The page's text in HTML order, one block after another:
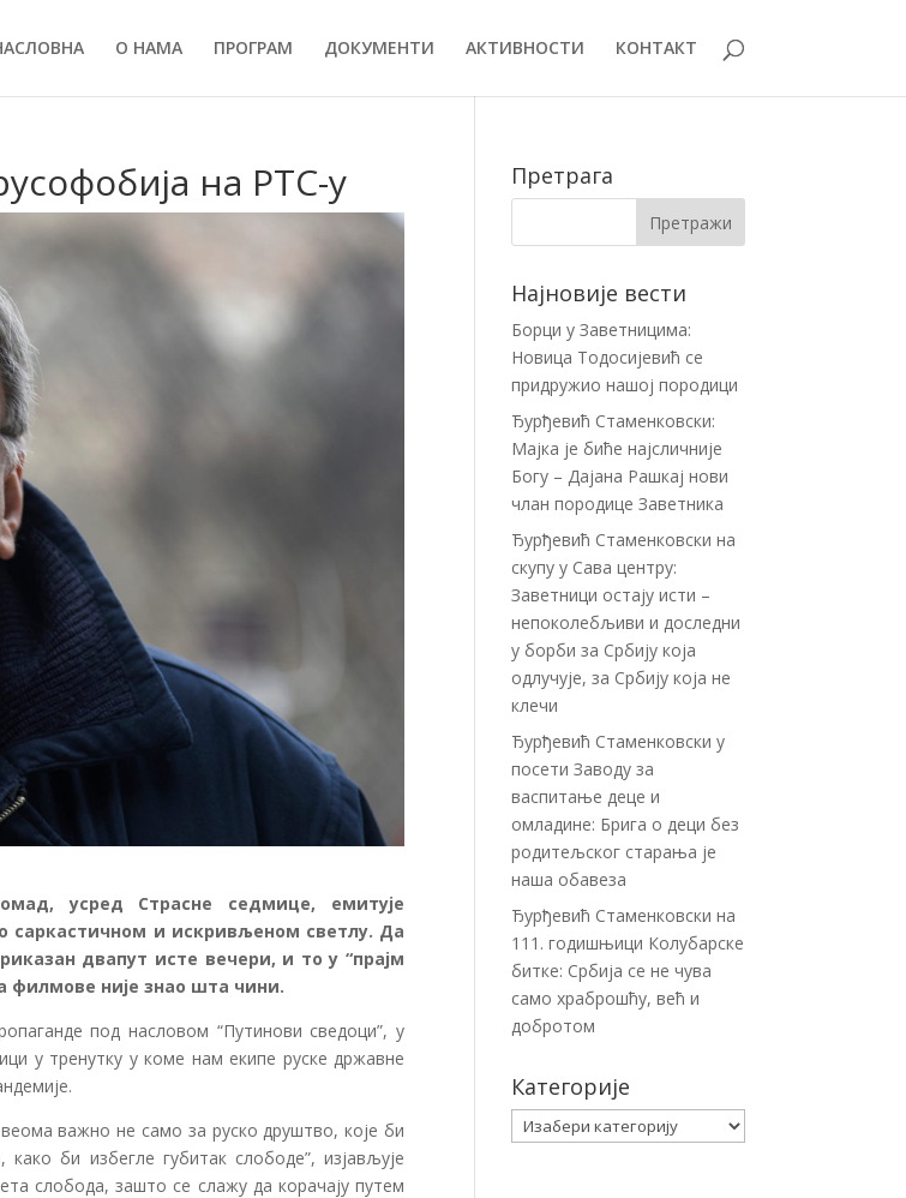
О НАМА ПРОГРАМ ДОКУМЕНТИ АКТИВНОСТИ КОНТАКТ
на РТС-у
усред Страсне седмице, емитује
саркастичном и искривљеном светлу. Да
двапут исте вечери, и то у “прајм
филмове није знао шта чини.
под насловом “Путинови сведоци”, у
у тренутку у коме нам екипе руске државне
важно не само за руско друштво, које би
би избегле губитак слободе”, изјављује
слобода, зашто се слажу да корачају путем
Претрага
Најновије вести
Борци у Заветницима:
Новица Тодосијевић се
придружио нашој породици
Ђурђевић Стаменковски:
Мајка је биће најсличније
Богу – Дајана Рашкај нови
члан породице Заветника
Ђурђевић Стаменковски на
скупу у Сава центру:
Заветници остају исти –
непоколебљиви и доследни
у борби за Србију која
одлучује, за Србију која не
клечи
Ђурђевић Стаменковски у
посети Заводу за
васпитање деце и
омладине: Брига о деци без
родитељског старања је
наша обавеза
Ђурђевић Стаменковски на
111. годишњици Колубарске
битке: Србија се не чува
само храброшћу, већ и
добротом
Категорије
Категорије